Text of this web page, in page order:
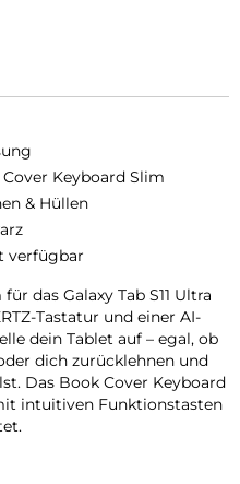
Keyboard Slim
& Hüllen
verfügbar
das Galaxy Tab S11 Ultra
Tastatur und einer AI-
dein Tablet auf – egal, ob
dich zurücklehnen und
Das Book Cover Keyboard
intuitiven Funktionstasten